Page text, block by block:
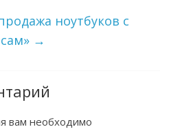
ноутбуков с
→
вам необходимо